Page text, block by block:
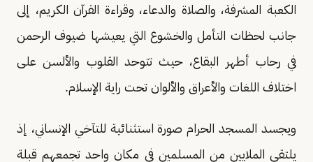
الكعبة المشرفة، والصلاة والدعاء، وقراءة القرآن الكريم، إلى
جانب لحظات التأمل والخشوع التي يعيشها ضيوف الرحمن
في رحاب أطهر البقاع، حيث تتوحد القلوب والألسن على
اختلاف اللغات والأعراق والألوان تحت راية الإسلام.
ويجسد المسجد الحرام صورة استثنائية للتآخي الإنساني، إذ
يلتقي الملايين من المسلمين في مكان واحد تجمعهم قبلة